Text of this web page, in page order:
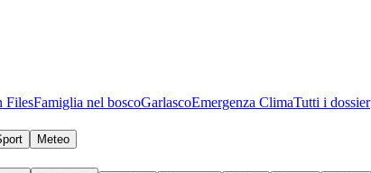
FilesFamiglia nel boscoGarlascoEmergenza ClimaTutti i dossier
Meteo